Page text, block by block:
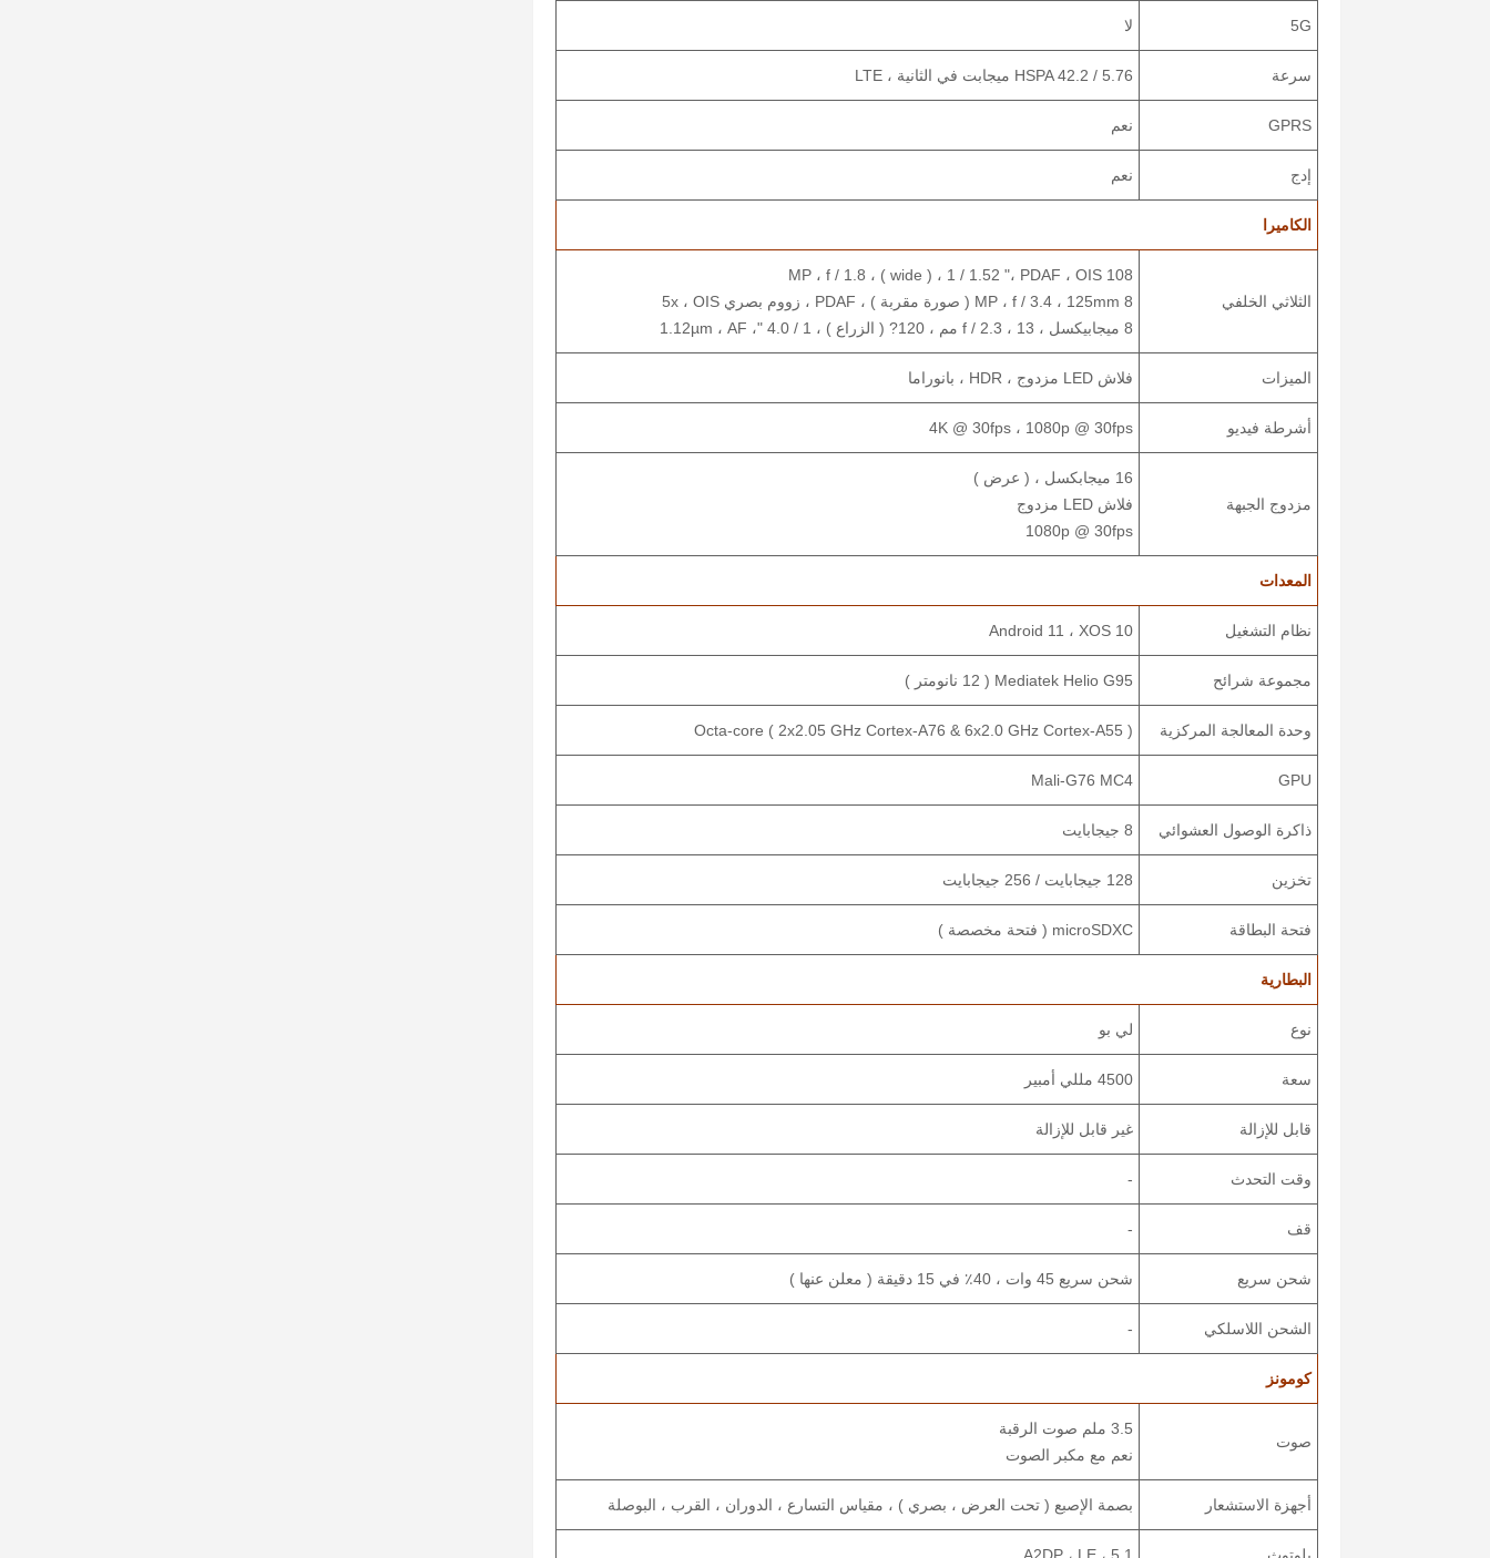
5G لا
سرعة HSPA 42.2 / 5.76 ميجابت في الثانية ، LTE
GPRS نعم
إدج نعم
الكاميرا
الثلاثي الخلفي
108 MP ، f / 1.8 ، ( wide ) ، 1 / 1.52 "، PDAF ، OIS
8 MP ، f / 3.4 ، 125mm ( صورة مقربة ) ، PDAF ، زووم بصري 5x ، OIS
8 ميجابيكسل ، f / 2.3 ، 13 مم ، 120? ( الزراع ) ، 1 / 4.0 "، 1.12µm ، AF
الميزات فلاش LED مزدوج ، HDR ، بانوراما
أشرطة فيديو 4K @ 30fps ، 1080p @ 30fps
مزدوج الجبهة
16 ميجابكسل ، ( عرض )
فلاش LED مزدوج
1080p @ 30fps
المعدات
نظام التشغيل Android 11 ، XOS 10
مجموعة شرائح Mediatek Helio G95 ( 12 نانومتر )
وحدة المعالجة المركزية Octa-core ( 2x2.05 GHz Cortex-A76 & 6x2.0 GHz Cortex-A55 )
GPU
Mali-G76 MC4
ذاكرة الوصول العشوائي 8 جيجابايت
تخزين 128 جيجابايت / 256 جيجابايت
فتحة البطاقة microSDXC ( فتحة مخصصة )
البطارية
نوع لي بو
سعة 4500 مللي أمبير
قابل للإزالة غير قابل للإزالة
وقت التحدث -
قف -
شحن سريع شحن سريع 45 وات ، 40٪ في 15 دقيقة ( معلن عنها )
الشحن اللاسلكي -
كومونز
صوت
3.5 ملم صوت الرقبة
نعم مع مكبر الصوت
أجهزة الاستشعار بصمة الإصبع ( تحت العرض ، بصري ) ، مقياس التسارع ، الدوران ، القرب ، البوصلة
بلوتوث 5.1 ، A2DP ، LE